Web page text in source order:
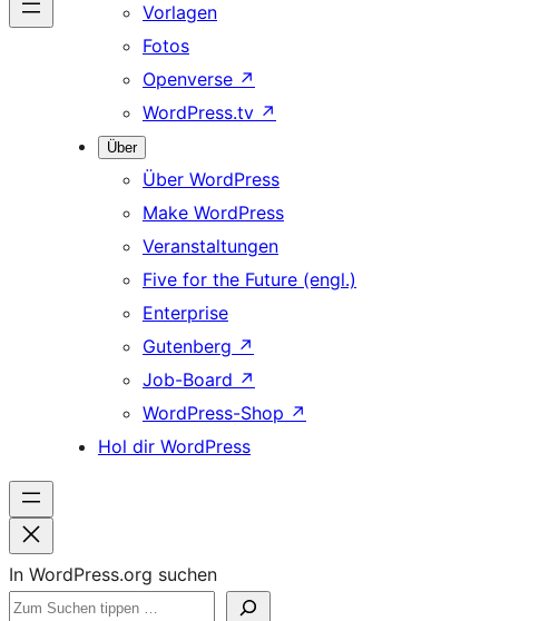
Vorlagen
Fotos
Openverse ↗
WordPress.tv ↗
Über
Über WordPress
Make WordPress
Veranstaltungen
Five for the Future (engl.)
Enterprise
Gutenberg ↗
Job-Board ↗
WordPress-Shop ↗
Hol dir WordPress
In WordPress.org suchen